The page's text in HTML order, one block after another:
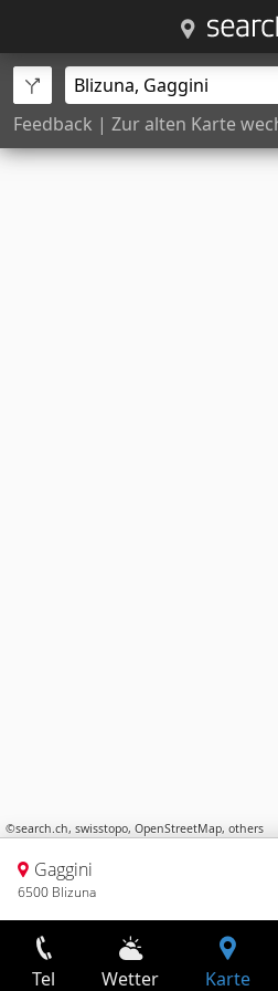
Feedback | Zur alten Karte
©search.ch, swisstopo, OpenStreetMap, others
Gaggini
6500 Blizuna
Tel Wetter Karte